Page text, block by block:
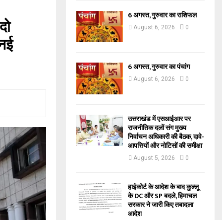
6 अगस्त, गुरुवार का राशिफल
August 6, 2026 0
6 अगस्त, गुरुवार का पंचांग
August 6, 2026 0
उत्तराखंड में एसआईआर पर
राजनीतिक दलों संग मुख्य
निर्वाचन अधिकारी की बैठक, दावे-
आपत्तियों और नोटिसों की समीक्षा
August 5, 2026 0
हाईकोर्ट के आदेश के बाद कुल्लू
के DC और SP बदले, हिमाचल
सरकार ने जारी किए तबादला
आदेश